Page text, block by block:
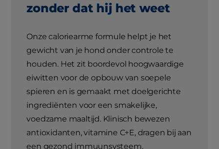
zonder dat hij het weet
Onze caloriearme formule helpt je het
gewicht van je hond onder controle te
houden. Het zit boordevol hoogwaardige
eiwitten voor de opbouw van soepele
spieren en is gemaakt met doelgerichte
ingrediënten voor een smakelijke,
voedzame maaltijd. Klinisch bewezen
antioxidanten, vitamine C+E, dragen bij aan
een gezond immuunsysteem.